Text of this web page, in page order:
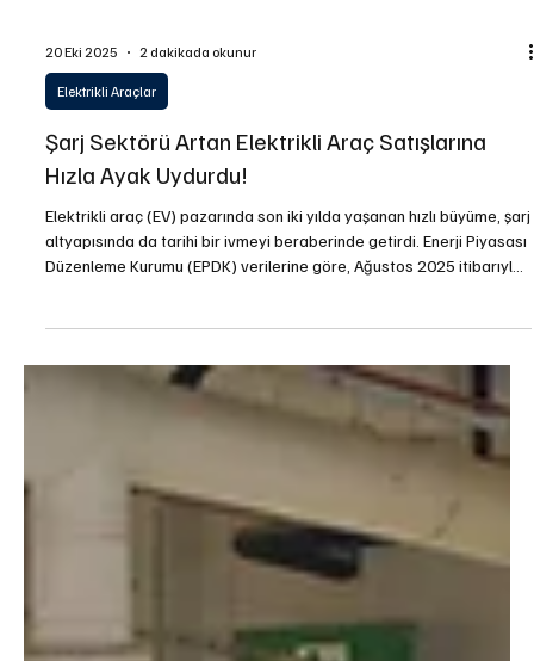
2 dakikada okunur
Hızla Ayak Uydurdu!